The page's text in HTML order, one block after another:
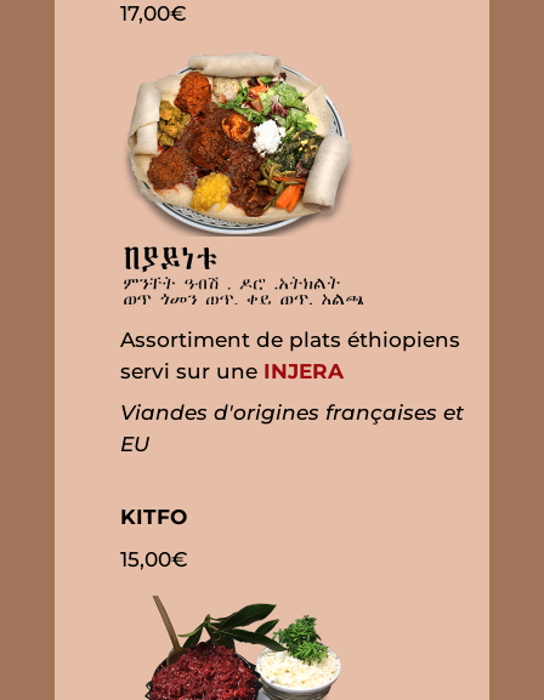
17,00€
Assortiment de plats éthiopiens
servi sur une INJERA
Viandes d'origines françaises et
EU
KITFO
15,00€